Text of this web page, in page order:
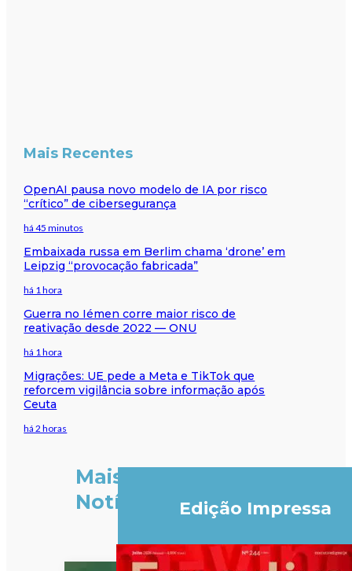
Mais Recentes
OpenAI pausa novo modelo de IA por risco
“crítico” de cibersegurança
há 45 minutos
Embaixada russa em Berlim chama ‘drone’ em
Leipzig “provocação fabricada”
há 1 hora
Guerra no Iémen corre maior risco de
reativação desde 2022 — ONU
há 1 hora
Migrações: UE pede a Meta e TikTok que
reforcem vigilância sobre informação após
Ceuta
há 2 horas
Mais
Notícias
Edição Impressa